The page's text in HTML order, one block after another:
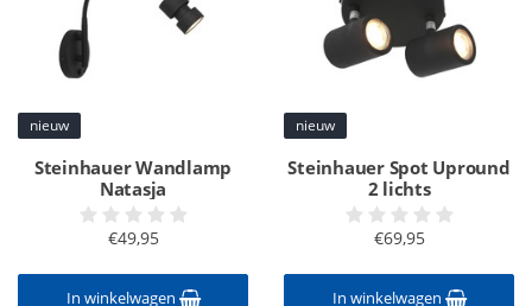
nieuw
Steinhauer Wandlamp
Natasja
€49,95
In winkelwagen
nieuw
Steinhauer Spot Upround
2 lichts
€69,95
In winkelwagen